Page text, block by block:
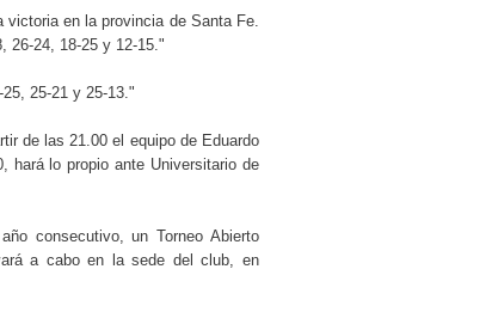
victoria en la provincia de Santa Fe.
26-24, 18-25 y 12-15."
25-21 y 25-13."
de las 21.00 el equipo de Eduardo
hará lo propio ante Universitario de
consecutivo, un Torneo Abierto
a cabo en la sede del club, en